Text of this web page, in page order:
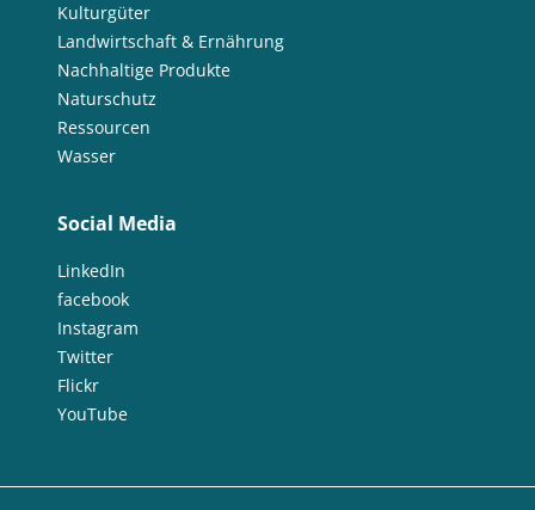
Kulturgüter
Landwirtschaft & Ernährung
Nachhaltige Produkte
Naturschutz
Ressourcen
Wasser
Social Media
LinkedIn
facebook
Instagram
Twitter
Flickr
YouTube